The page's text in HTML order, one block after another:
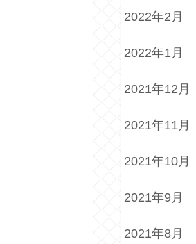
2022年2月
2022年1月
2021年12月
2021年11月
2021年10月
2021年9月
2021年8月